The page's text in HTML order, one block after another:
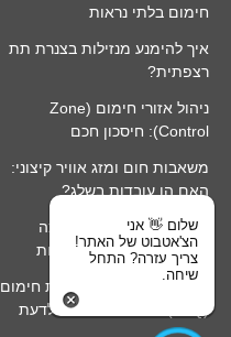
חימום בלתי נראות
איך להימנע מנזילות בצנרת תת
רצפתית?
ניהול אזורי חימום (Zone
Control): חיסכון חכם
משאבות חום ומזג אוויר קיצוני:
האם הן עובדות בשלג?
חימום מים סולארי לבריכה
(קולטים): יתרונות ומגבלות
שאלות נפוצות על התקנת חימום
שלום 👋 אני
הצ'אטבוט של האתר!
צריך עזרה? התחל
שיחה.